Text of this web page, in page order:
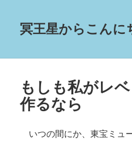
冥王星からこんに
もしも私がレ
作るなら
いつの間にか、東宝ミュ